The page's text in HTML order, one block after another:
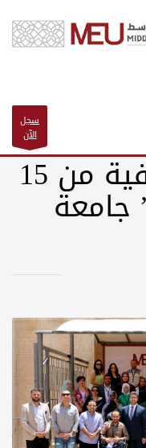
سجل
الآن
34 صحافيًا وصحافية من 15
جامعة